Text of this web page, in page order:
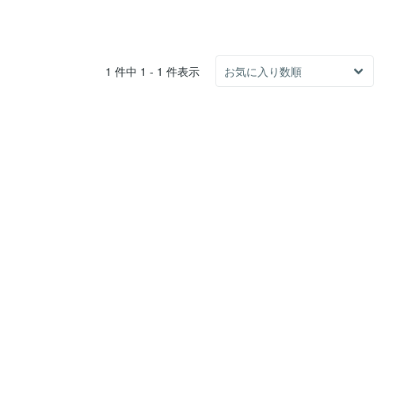
1 件中 1 - 1 件表示